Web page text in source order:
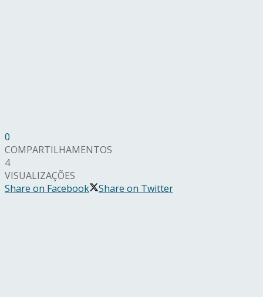
0
COMPARTILHAMENTOS
4
VISUALIZAÇÕES
Share on Facebook
Share on Twitter